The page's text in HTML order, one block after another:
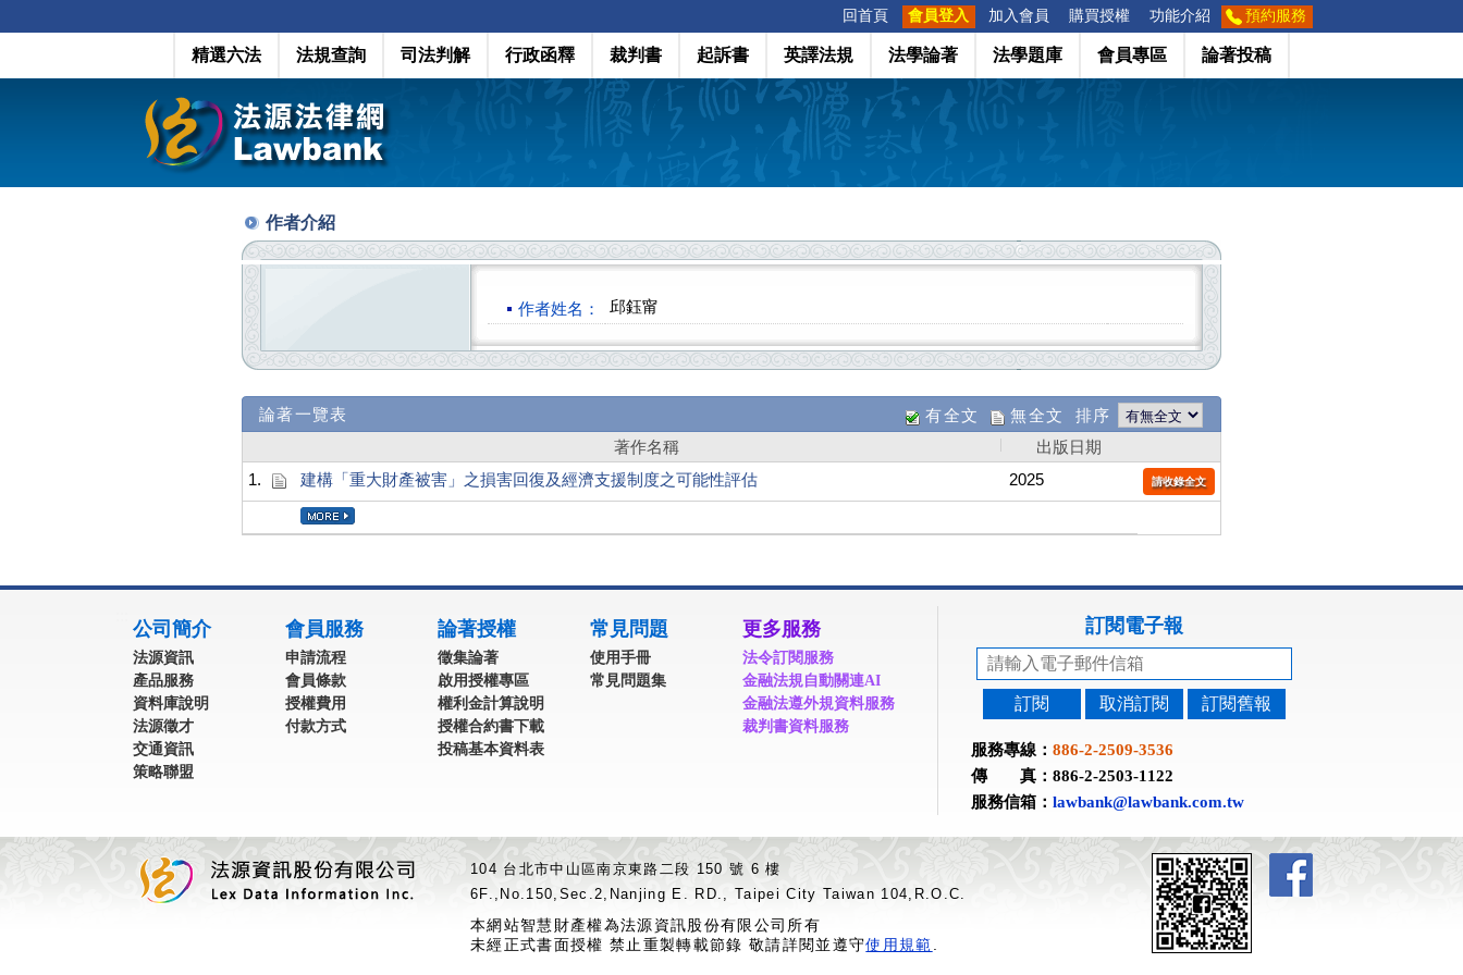
回首頁 會員登入 加入會員 購買授權 功能介紹 預約服務
精選六法 法規查詢 司法判解 行政函釋 裁判書 起訴書 英譯法規 法學論著 法學題庫 會員專區 論著投稿
作者介紹
作者姓名： 邱鈺甯
論著一覽表 有全文 無全文 排序
著作名稱
出版日期
1.
建構「重大財產被害」之損害回復及經濟支援制度之可能性評估 2025 請收錄全文
公司簡介
法源資訊
產品服務
資料庫說明
法源徵才
交通資訊
策略聯盟
會員服務
申請流程
會員條款
授權費用
付款方式
論著授權
徵集論著
啟用授權專區
權利金計算說明
授權合約書下載
投稿基本資料表
常見問題
使用手冊
常見問題集
更多服務
法令訂閱服務
金融法規自動關連AI
金融法遵外規資料服務
裁判書資料服務
訂閱電子報
訂閱 取消訂閱 訂閱舊報
服務專線： 886-2-2509-3536
傳 真：886-2-2503-1122
服務信箱： lawbank@lawbank.com.tw
104 台北市中山區南京東路二段 150 號 6 樓
6F.,No.150,Sec.2,Nanjing E. RD., Taipei City Taiwan 104,R.O.C.
本網站智慧財產權為法源資訊股份有限公司所有
未經正式書面授權 禁止重製轉載節錄 敬請詳閱並遵守使用規範